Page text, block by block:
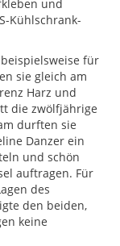
und
Kühlschrank-
für
sie gleich am
Harz und
die zwölfjährige
durften sie
Danzer ein
und schön
auftragen. Für
des
den beiden,
keine